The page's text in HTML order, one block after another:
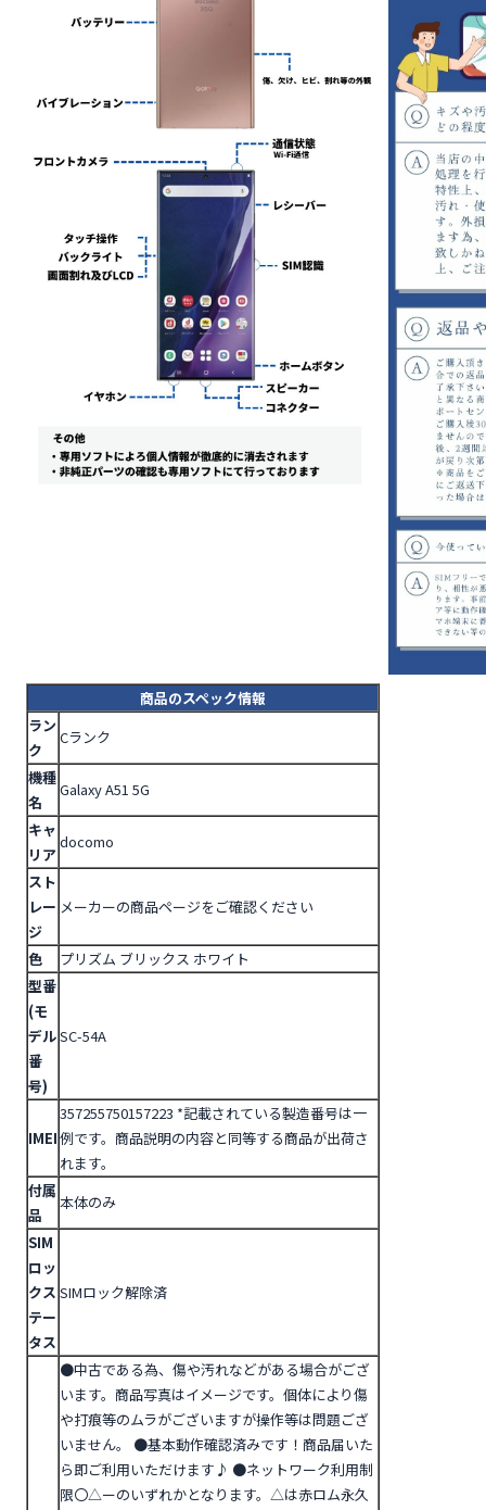
商品のスペック情報
ラン
ク
Cランク
機種
名
Galaxy A51 5G
キャ
リア
docomo
スト
レー
ジ
メーカーの商品ページをご確認ください
色
プリズム ブリックス ホワイト
型番
(モ
デル
番
号)
SC-54A
IMEI
357255750157223 *記載されている製造番号は一
例です。商品説明の内容と同等する商品が出荷さ
れます。
付属
品
本体のみ
SIM
ロッ
クス
テー
タス
SIMロック解除済
●中古である為、傷や汚れなどがある場合がござ
います。商品写真はイメージです。個体により傷
や打痕等のムラがございますが操作等は問題ござ
いません。
●基本動作確認済みです！商品届いた
ら即ご利用いただけます♪ ●ネットワーク利用制
限〇△ーのいずれかとなります。△は赤ロム永久